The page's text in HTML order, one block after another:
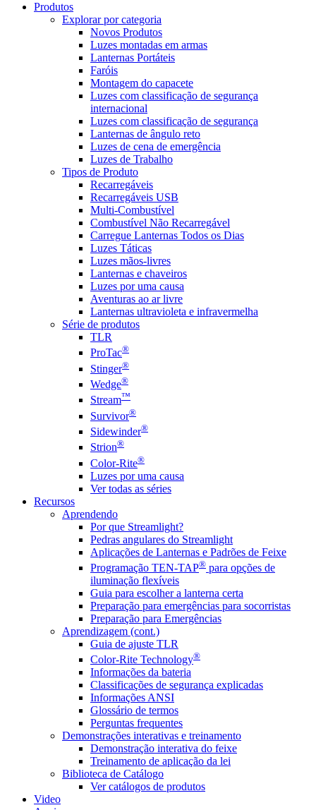
Produtos
Explorar por categoria
Novos Produtos
Luzes montadas em armas
Lanternas Portáteis
Faróis
Montagem do capacete
Luzes com classificação de segurança
internacional
Luzes com classificação de segurança
Lanternas de ângulo reto
Luzes de cena de emergência
Luzes de Trabalho
Tipos de Produto
Recarregáveis
Recarregáveis USB
Multi-Combustível
Combustível Não Recarregável
Carregue Lanternas Todos os Dias
Luzes Táticas
Luzes mãos-livres
Lanternas e chaveiros
Luzes por uma causa
Aventuras ao ar livre
Lanternas ultravioleta e infravermelha
Série de produtos
TLR
ProTac®
Stinger®
Wedge®
Stream™
Survivor®
Sidewinder®
Strion®
Color-Rite®
Luzes por uma causa
Ver todas as séries
Recursos
Aprendendo
Por que Streamlight?
Pedras angulares do Streamlight
Aplicações de Lanternas e Padrões de Feixe
Programação TEN-TAP® para opções de
iluminação flexíveis
Guia para escolher a lanterna certa
Preparação para emergências para socorristas
Preparação para Emergências
Aprendizagem (cont.)
Guia de ajuste TLR
Color-Rite Technology®
Informações da bateria
Classificações de segurança explicadas
Informações ANSI
Glossário de termos
Perguntas frequentes
Demonstrações interativas e treinamento
Demonstração interativa do feixe
Treinamento de aplicação da lei
Biblioteca de Catálogo
Ver catálogos de produtos
Video